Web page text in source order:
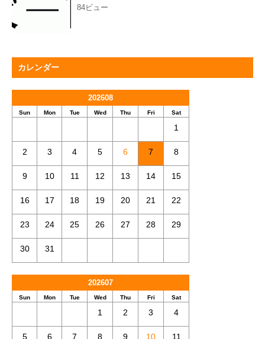
84ビュー
カレンダー
202608
Sun Mon Tue Wed Thu Fri Sat
1
2 3 4 5 6 7 8
9 10 11 12 13 14 15
16 17 18 19 20 21 22
23 24 25 26 27 28 29
30 31
202607
Sun Mon Tue Wed Thu Fri Sat
1 2 3 4
5 6 7 8 9 10 11